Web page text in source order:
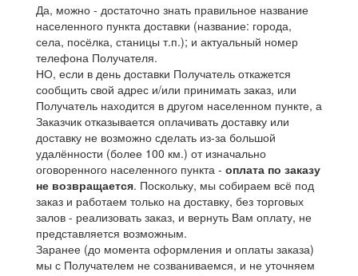
Да, можно - достаточно знать правильное название
населенного пункта доставки (название: города,
села, посёлка, станицы т.п.); и актуальный номер
телефона Получателя.
НО, если в день доставки Получатель откажется
сообщить свой адрес и/или принимать заказ, или
Получатель находится в другом населенном пункте, а
Заказчик отказывается оплачивать доставку или
доставку не возможно сделать из-за большой
удалённости (более 100 км.) от изначально
оговоренного населенного пункта - оплата по заказу
не возвращается. Поскольку, мы собираем всё под
заказ и работаем только на доставку, без торговых
залов - реализовать заказ, и вернуть Вам оплату, не
представляется возможным.
Заранее (до момента оформления и оплаты заказа)
мы с Получателем не созваниваемся, и не уточняем